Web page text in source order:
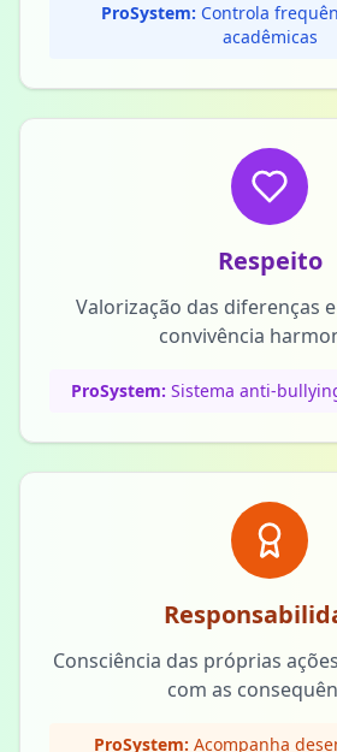
ProSystem: Controla
acadêmicas
Respeito
Valorização das diferenças
convivência
ProSystem: Sistema anti-
Consciência das próprias
com as
ProSystem: Acompanha